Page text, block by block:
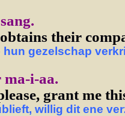
their
hun gezelschap
ma-i-aa.
grant me
willig dit ene